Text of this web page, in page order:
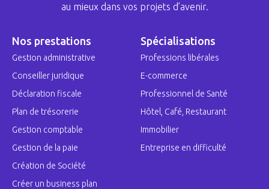
au mieux dans vos projets d’avenir.
Nos prestations
Gestion administrative
Conseiller juridique
Déclaration fiscale
Plan de trésorerie
Gestion comptable
Gestion de la paie
Création de Société
Créer un business plan
Spécialisations
Professions libérales
E-commerce
Professionnel de Santé
Hôtel, Café, Restaurant
Immobilier
Entreprise en difficulté